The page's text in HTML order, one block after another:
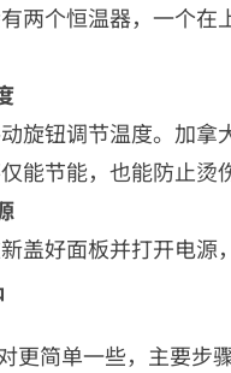
两个恒温器，一个在
旋钮调节温度。加拿
能节能，也能防止烫
盖好面板并打开电源
更简单一些，主要步骤